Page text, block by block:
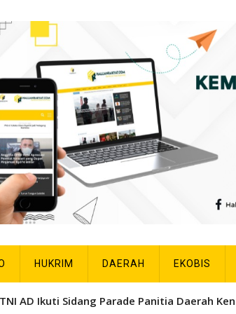
HUKRIM DAERAH EKOBIS
AD Ikuti Sidang Parade Panitia Daerah